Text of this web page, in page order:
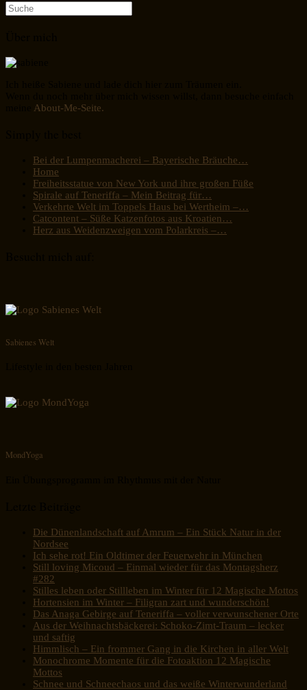
Suche
nach:
About-Me-Seite.
Bei der Lumpenmacherei – Bayerische Bräuche…
Home
Freiheitsstatue von New York und ihre großen Füße
Spirale auf Teneriffa – Mein Beitrag für…
Verkehrte Welt im Toppels Haus bei Wertheim –…
Catcontent – Süße Katzenfotos aus Kroatien…
Herz aus Weidenzweigen vom Polarkreis –…
Sabienes Welt
MondYoga
Die Dünenlandschaft auf Amrum – Ein Stück Natur in der
Nordsee
Ich sehe rot! Ein Oldtimer der Feuerwehr in München
Still loving Micoud – Einmal wieder für das Montagsherz
#282
Stilles leben oder Stillleben im Winter für 12 Magische Mottos
Hortensien im Winter – Filigran zart und wunderschön!
Das Anaga Gebirge auf Teneriffa – voller verwunschener Orte
Aus der Weihnachtsbäckerei: Schoko-Zimt-Traum – lecker
und saftig
Himmlisch – Ein frommer Gang in die Kirchen in aller Welt
Monochrome Momente für die Fotoaktion 12 Magische
Mottos
Schnee und Schneechaos und das weiße Winterwunderland